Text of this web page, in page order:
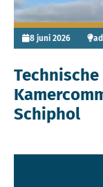
Schiphol
8 juni 2026
Lees meer over